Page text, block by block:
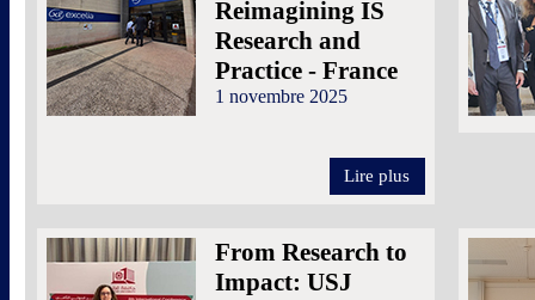
Reimagining IS
Research and
Practice - France
1 novembre 2025
Lire plus
From Research to
Impact: USJ